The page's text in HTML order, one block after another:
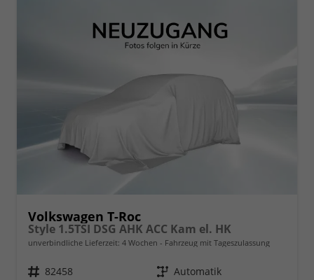
Volkswagen T-Roc
Style 1.5TSI DSG AHK ACC Kam el. HK
unverbindliche Lieferzeit: 4 Wochen Fahrzeug mit Tageszulassung
Fahrzeugnr. 82458 Getriebe Automatik